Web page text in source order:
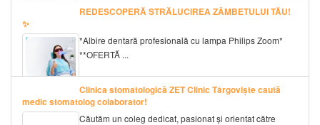
REDESCOPERĂ STRĂLUCIREA ZÂMBETULUI TĂU!
✨
*Albire dentară profesională cu lampa Philips Zoom*
**OFERTĂ ...
Clinica stomatologică ZET Clinic Târgoviște caută
medic stomatolog colaborator!
Căutăm un coleg dedicat, pasionat și orientat către